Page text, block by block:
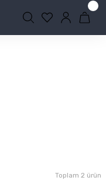
Toplam 2 ürün